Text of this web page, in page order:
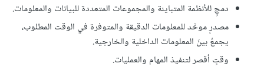
دمجٍ للأنظمة المتباينة والمجموعات المتعددة للبيانات والمعلومات.
مصدرٍ موحَّد للمعلومات الدقيقة والمتوفرة في الوقت المطلوب،
يجمعُ بينَ المعلومات الداخلية والخارجية.
وقتٍ أقصر لتنفيذ المهام والعمليات.